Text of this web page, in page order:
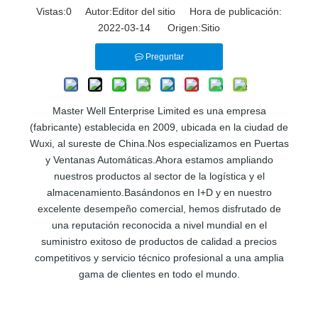
Vistas:0 Autor:Editor del sitio Hora de publicación:
2022-03-14 Origen:Sitio
Preguntar
Master Well Enterprise Limited es una empresa
(fabricante) establecida en 2009, ubicada en la ciudad de
Wuxi, al sureste de China.Nos especializamos en Puertas
y Ventanas Automáticas.Ahora estamos ampliando
nuestros productos al sector de la logística y el
almacenamiento.Basándonos en I+D y en nuestro
excelente desempeño comercial, hemos disfrutado de
una reputación reconocida a nivel mundial en el
suministro exitoso de productos de calidad a precios
competitivos y servicio técnico profesional a una amplia
gama de clientes en todo el mundo.